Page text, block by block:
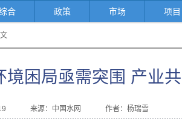
合 政策 市场 项目
境困局亟需突围 产业
来源： 中国水网 作者：杨瑞雪